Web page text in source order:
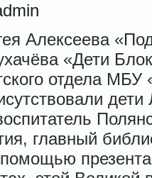
Алексеева
«Дети
отдела
дети
главный